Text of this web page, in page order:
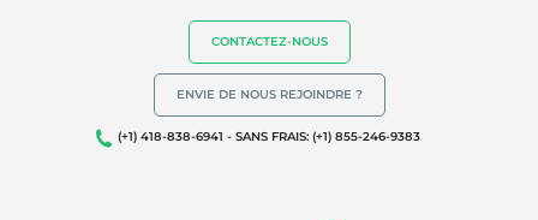
CONTACTEZ-NOUS
ENVIE DE NOUS REJOINDRE ?
(+1) 418-838-6941 - SANS FRAIS: (+1) 855-246-9383